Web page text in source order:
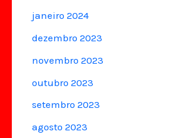
janeiro 2024
dezembro 2023
novembro 2023
outubro 2023
setembro 2023
agosto 2023